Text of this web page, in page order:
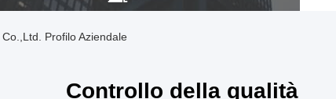
Profilo Aziendale
Controllo della qualità